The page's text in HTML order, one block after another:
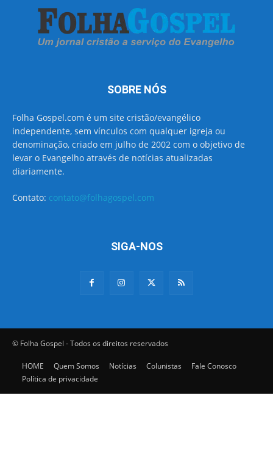
SOBRE NÓS
Folha Gospel.com é um site cristão/evangélico
independente, sem vínculos com qualquer igreja ou
denominação, criado em julho de 2002 com o objetivo de
levar o Evangelho através de notícias atualizadas
diariamente.
Contato: contato@folhagospel.com
SIGA-NOS
© Folha Gospel - Todos os direitos reservados
HOME Quem Somos Notícias Colunistas
Fale Conosco
Política de privacidade